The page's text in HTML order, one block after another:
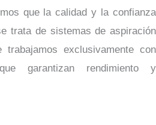
que la calidad y la confianza
trata de sistemas de aspiración
exclusivamente con
garantizan rendimiento y